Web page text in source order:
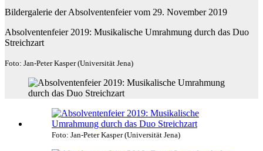
Bildergalerie der Absolventenfeier vom 29. November 2019
Absolventenfeier 2019: Musikalische Umrahmung durch das Duo
Streichzart
Foto: Jan-Peter Kasper (Universität Jena)
Foto: Jan-Peter Kasper (Universität Jena)